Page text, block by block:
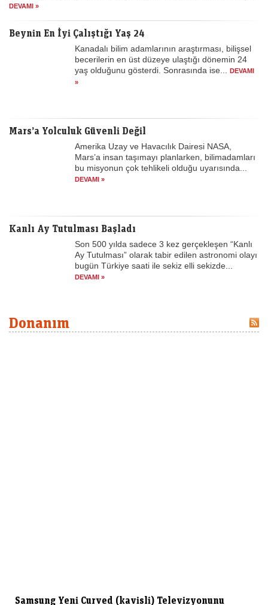
DEVAMI »
Beynin En İyi Çalıştığı Yaş 24
Kanadalı bilim adamlarının araştırması, bilişsel
becerilerin en üst düzeye ulaştığı dönemin 24
yaş olduğunu gösterdi. Sonrasında ise...
DEVAMI
»
Mars’a Yolculuk Güvenli Değil
Amerika Uzay ve Havacılık Dairesi NASA,
Mars’a insan taşımayı planlarken, bilimadamları
bu misyonun çok tehlikeli olduğu uyarısında...
DEVAMI »
Kanlı Ay Tutulması Başladı
Son 500 yılda sadece 3 kez gerçekleşen “Kanlı
Ay Tutulması” olarak tabir edilen astronomi olayı
bugün Türkiye saati ile sekiz elli sekizde...
DEVAMI »
Donanım
Samsung Yeni Curved (kavisli) Televizyonunu